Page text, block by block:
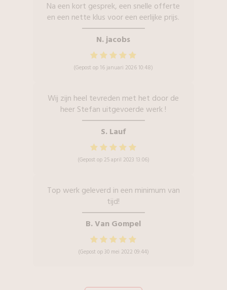
Na een kort gesprek, een snelle offerte
en een nette klus voor een eerlijke prijs.
N. jacobs
(Gepost op 16 januari 2026 10:48)
Wij zijn heel tevreden met het door de
heer Stefan uitgevoerde werk !
S. Lauf
(Gepost op 25 april 2023 13:06)
Top werk geleverd in een minimum van
tijd!
B. Van Gompel
(Gepost op 30 mei 2022 09:44)